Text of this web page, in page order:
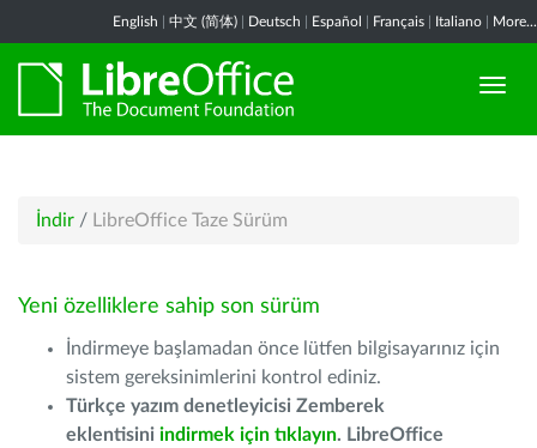
English 中文 (简体) Deutsch Español Français Italiano More...
İndir / LibreOffice Taze Sürüm
Yeni özelliklere sahip son sürüm
İndirmeye başlamadan önce lütfen bilgisayarınız için
sistem gereksinimlerini kontrol ediniz.
Türkçe yazım denetleyicisi Zemberek
eklentisini indirmek için tıklayın. LibreOffice